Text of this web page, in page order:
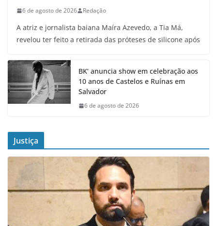
6 de agosto de 2026 Redação
A atriz e jornalista baiana Maíra Azevedo, a Tia Má,
revelou ter feito a retirada das próteses de silicone após
BK’ anuncia show em celebração aos
10 anos de Castelos e Ruínas em
Salvador
6 de agosto de 2026
Justiça